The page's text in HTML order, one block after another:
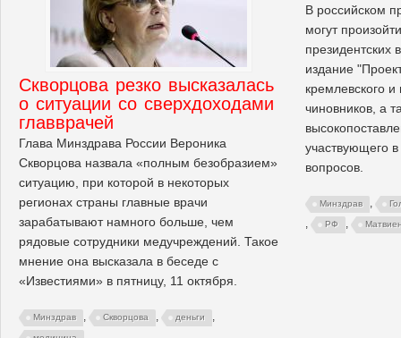
В российском
могут
президентских
издание
кремлевского и
чиновников, а
участвующего
вопросов.
Минздрав ,
, РФ ,
Скворцова резко высказалась
о ситуации со сверхдоходами
главврачей
Глава Минздрава России Вероника
Скворцова назвала «полным безобразием»
ситуацию, при которой в некоторых
регионах страны главные врачи
зарабатывают намного больше, чем
рядовые сотрудники медучреждений. Такое
мнение она высказала в беседе с
«Известиями» в пятницу, 11 октября.
Минздрав , Скворцова , деньги ,